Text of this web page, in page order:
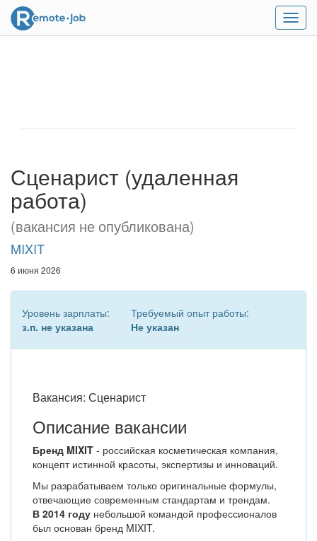
Меню
Сценарист (удаленная
работа)
(вакансия не опубликована)
MIXIT
6 июня 2026
Уровень зарплаты:
з.п. не указана
Требуемый опыт работы:
Не указан
Вакансия: Сценарист
Описание вакансии
Бренд MIXIT - российская косметическая компания,
концепт истинной красоты, экспертизы и инноваций.
Мы разрабатываем только оригинальные формулы,
отвечающие современным стандартам и трендам.
В 2014 году небольшой командой профессионалов
был основан бренд MIXIT.